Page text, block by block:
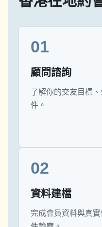
01
顧問諮詢
了解你的交友目標
件。
02
資料建檔
完成會員資料與真